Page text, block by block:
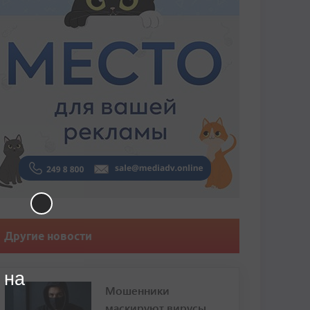
Другие новости
Мошенники